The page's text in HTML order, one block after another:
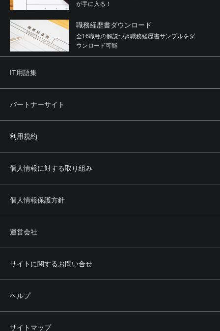
が手に入る！
職務経歴書ダウンロード
全16職種の解説つき職務経歴書サンプルをダ
ウンロード可能
IT用語集
パートナーサイト
利用規約
個人情報に対する取り組み
個人情報保護方針
運営会社
サイトに関するお問い合せ
ヘルプ
サイトマップ